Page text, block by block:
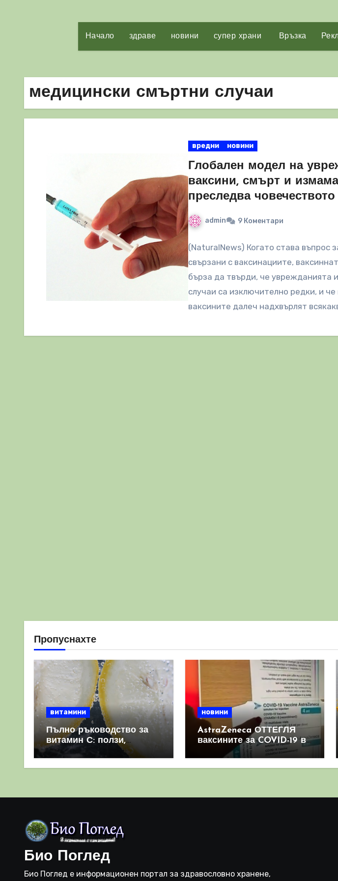
Начало здраве новини супер храни Връзка
медицински смъртни случаи
вредни новини
Глобален модел на
ваксини, смърт и измама
преследва човечеството
admin 9 Коментари
(NaturalNews) Когато става въпрос
свързани с ваксинациите,
бърза да твърди, че уврежданията
случаи са изключително редки, и че
ваксините далеч надхвърлят
Пропуснахте
витамини
Пълно ръководство за
витамин С: ползи,
източници и защо е
важен за имунната
новини
AstraZeneca ОТТЕГЛЯ
ваксините за COVID-19 в
световен мащаб, след
като призна, че те
Био Поглед
Био Поглед е информационен портал за здравословно хранене,